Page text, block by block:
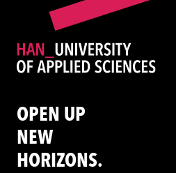
OPEN UP
NEW
HORIZONS.